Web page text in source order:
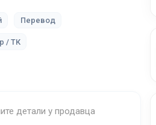
Перевод
/ ТК
детали у продавца